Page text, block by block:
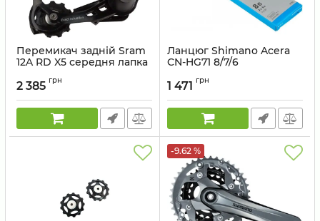
Перемикач задній Sram
12A RD X5 середня лапка
Артикул:
2 385 грн
Ланцюг Shimano Acera
CN-HG71 8/7/6
Артикул:
1 471 грн
-9.62 %